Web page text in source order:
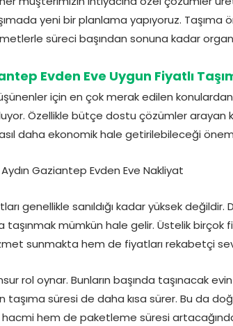
yeni bir planlama yapıyoruz.
süreci başından sonuna kadar
Evden Eve Uygun Fiyatlı
için en çok merak edilen
Özellikle bütçe dostu çözümler arayan
daha ekonomik hale getirilebileceği
genellikle sanıldığı kadar yüksek
mümkün hale gelir. Üstelik
sunmakta hem de fiyatları rekabetçi
rol oynar. Bunların başında taşınacak
taşıma süresi de daha kısa sürer. Bu da
hem de paketleme süresi